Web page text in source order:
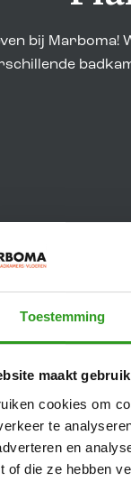
Toestemming
maakt
cookies om
te
en
of die ze hebben
bij Marboma!
begint vaak
stijlen, kleuren
je in onze
te leggen,